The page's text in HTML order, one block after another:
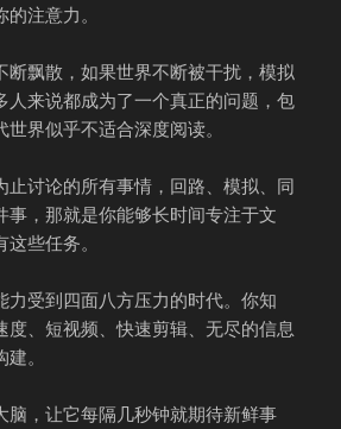
注意力。
断飘散，如果世界不断被干扰，模拟
人来说都成为了一个真正的问题，包
界似乎不适合深度阅读。
止讨论的所有事情，回路、模拟、同
事，那就是你能够长时间专注于文
些任务。
力受到四面八方压力的时代。你知
度、短视频、快速剪辑、无尽的信息
。
脑，让它每隔几秒钟就期待新鲜事